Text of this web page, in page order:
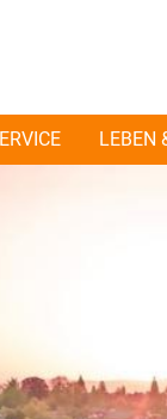
LEBEN